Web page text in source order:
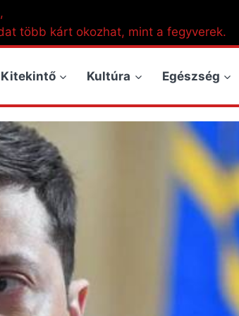
több kárt okozhat, mint a fegyverek.
Kitekintő Kultúra Egészség